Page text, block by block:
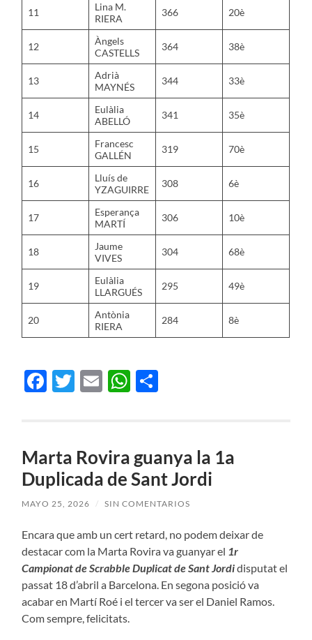
11
Lina M.
RIERA
366 20è
12
Àngels
CASTELLS
364 38è
13
Adrià
MAYNÉS
344 33è
14
Eulàlia
ABELLÓ
341 35è
15
Francesc
GALLÉN
319 70è
16
Lluís de
YZAGUIRRE
308 6è
17
Esperança
MARTÍ
306 10è
18
Jaume
VIVES
304 68è
19
Eulàlia
LLARGUÉS
295 49è
20
Antònia
RIERA
284 8è
Facebook
Twitter
EmailWhatsApp
Marta Rovira guanya la 1a
Duplicada de Sant Jordi
MAYO 25, 2026 / SIN COMENTARIOS
Encara que amb un cert retard, no podem deixar de
destacar com la Marta Rovira va guanyar el 1r
Campionat de Scrabble Duplicat de Sant Jordidisputat el
passat 18 d’abril a Barcelona. En segona posició va
acabar en Martí Roé i el tercer va ser el Daniel Ramos.
Com sempre, felicitats.